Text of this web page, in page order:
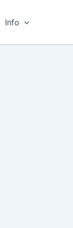
Info